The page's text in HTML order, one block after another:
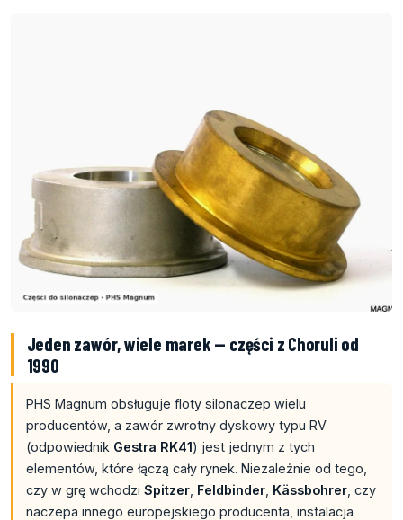
Jeden zawór, wiele marek — części z Choruli od
1990
PHS Magnum obsługuje floty silonaczep wielu
producentów, a zawór zwrotny dyskowy typu RV
(odpowiednik Gestra RK41) jest jednym z tych
elementów, które łączą cały rynek. Niezależnie od tego,
czy w grę wchodzi Spitzer, Feldbinder, Kässbohrer, czy
naczepa innego europejskiego producenta, instalacja